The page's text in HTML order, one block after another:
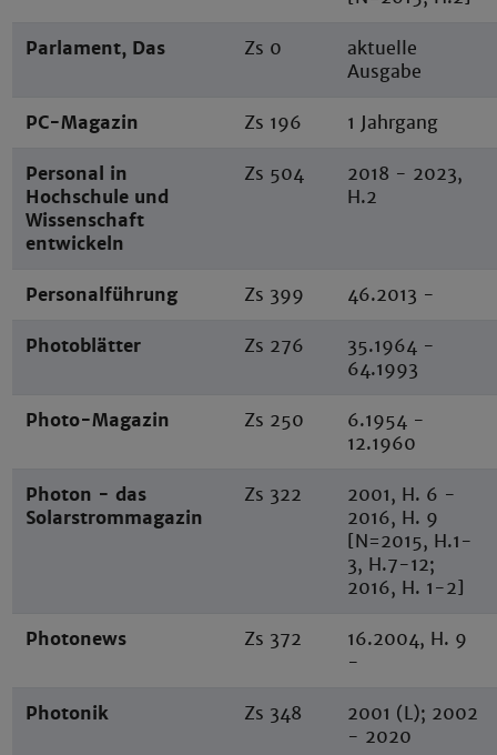
Parlament, Das Zs 0
aktuelle
Ausgabe
PC-Magazin Zs 196 1 Jahrgang
Personal in
Hochschule und
Wissenschaft
entwickeln
Zs 504
2018 - 2023,
H.2
Personalführung Zs 399 46.2013 -
Photoblätter Zs 276
35.1964 -
64.1993
Photo-Magazin Zs 250
6.1954 -
12.1960
Photon - das
Solarstrommagazin
Zs 322
2001, H. 6 -
2016, H. 9
[N=2015, H.1-
3, H.7-12;
2016, H. 1-2]
Photonews Zs 372
16.2004, H. 9
-
Photonik Zs 348
2001 (L); 2002
- 2020